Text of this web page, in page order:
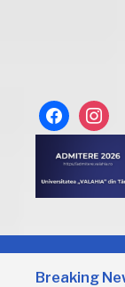
facebook
Breaking
Dâmbovița: